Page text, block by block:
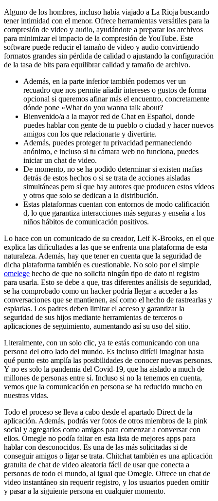
Alguno de los hombres, incluso había viajado a La Rioja buscando
tener intimidad con el menor. Ofrece herramientas versátiles para la
compresión de video y audio, ayudándote a preparar los archivos
para minimizar el impacto de la compresión de YouTube. Este
software puede reducir el tamaño de video y audio convirtiendo
formatos grandes sin pérdida de calidad o ajustando la configuración
de la tasa de bits para equilibrar calidad y tamaño de archivo.
Además, en la parte inferior también podemos ver un
recuadro que nos permite añadir intereses o gustos de forma
opcional si queremos afinar más el encuentro, concretamente
dónde pone «What do you wanna talk about?
Bienvenido/a a la mayor red de Chat en Español, donde
puedes hablar con gente de tu pueblo o ciudad y hacer nuevos
amigos con los que relacionarte y divertirte.
Además, puedes proteger tu privacidad permaneciendo
anónimo, e incluso si tu cámara web no funciona, puedes
iniciar un chat de video.
De momento, no se ha podido determinar si existen mafias
detrás de estos hechos o si se trata de acciones aisladas
simultáneas pero sí que hay autores que producen estos vídeos
y otros que solo se dedican a la distribución.
Estas plataformas cuentan con entornos de modo calificación
d, lo que garantiza interacciones más seguras y enseña a los
niños hábitos de comunicación positivos.
Lo hace con un comunicado de su creador, Leif K-Brooks, en el que
explica las dificultades a las que se enfrenta una plataforma de esta
naturaleza. Además, hay que tener en cuenta que la seguridad de
dicha plataforma también es cuestionable. No solo por el simple
omelege hecho de que no solicita ningún tipo de dato ni registro
para usarla. Esto se debe a que, tras diferentes análisis de seguridad,
se ha comprobado como un hacker podría llegar a acceder a las
conversaciones que se mantienen, así como el hecho de rastrearlas y
espiarlas. Los padres deben limitar el acceso y garantizar la
seguridad de sus hijos mediante herramientas de terceros o
aplicaciones de seguimiento, aumentando así su uso del sitio.
Literalmente, con un solo clic, ya te estás comunicando con una
persona del otro lado del mundo. Es incluso difícil imaginar hasta
qué punto esto amplía las posibilidades de conocer nuevas personas.
Y no es solo la pandemia del Covid-19, que ha aislado a much de
millones de personas entre sí. Incluso si no la tenemos en cuenta,
vemos que la comunicación en persona se ha reducido mucho en
nuestras vidas.
Todo el proceso se lleva a cabo desde el apartado Direct de la
aplicación. Además, podrás ver fotos de otros miembros de la pink
social y agregarlos como amigos para comenzar a conversar con
ellos. Omegle no podía faltar en esta lista de mejores apps para
hablar con desconocidos. Es una de las más solicitadas si de
conseguir amigos o ligar se trata. Chitchat también es una aplicación
gratuita de chat de video aleatoria fácil de usar que conecta a
personas de todo el mundo, al igual que Omegle. Ofrece un chat de
video instantáneo sin requerir registro, y los usuarios pueden omitir
y pasar a la siguiente persona en cualquier momento.